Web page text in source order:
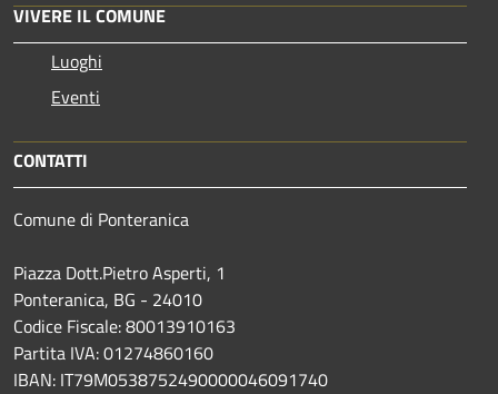
VIVERE IL COMUNE
Luoghi
Eventi
CONTATTI
Comune di Ponteranica
Piazza Dott.Pietro Asperti, 1
Ponteranica, BG - 24010
Codice Fiscale: 80013910163
Partita IVA: 01274860160
IBAN: IT79M0538752490000046091740